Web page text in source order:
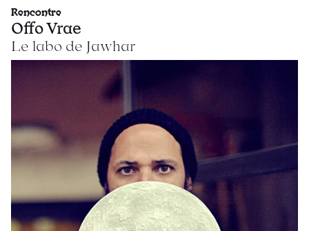
Rencontre
Offo Vrae
Le labo de Jawhar